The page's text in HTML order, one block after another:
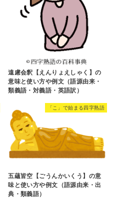
遠慮会釈【えんりょえしゃく】の
意味と使い方や例文（語源由来・
類義語・対義語・英語訳）
「こ」で始まる四字熟語
五蘊皆空【ごうんかいくう】の意
味と使い方や例文（語源由来・出
典・類義語）